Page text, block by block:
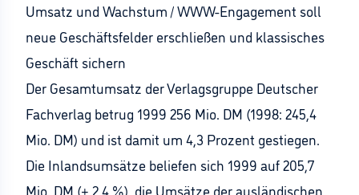
Umsatz und Wachstum / WWW-Engagement soll
neue Geschäftsfelder erschließen und klassisches
Geschäft sichern
Der Gesamtumsatz der Verlagsgruppe Deutscher
Fachverlag betrug 1999 256 Mio. DM (1998: 245,4
Mio. DM) und ist damit um 4,3 Prozent gestiegen.
Die Inlandsumsätze beliefen sich 1999 auf 205,7
Mio. DM (+ 2,4 %), die Umsätze der ausländischen